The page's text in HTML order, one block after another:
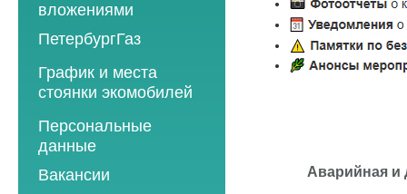
2014 год
2015 год
2016 год
2017 год
2018 год
вложениями
ПетербургГаз
2018 год
2019 год
2020 год
2021 год
2022 год
График и места
стоянки экомобилей
2019 год
2020 год
2021 год
Персональные
данные
Вакансии
Аварийная и